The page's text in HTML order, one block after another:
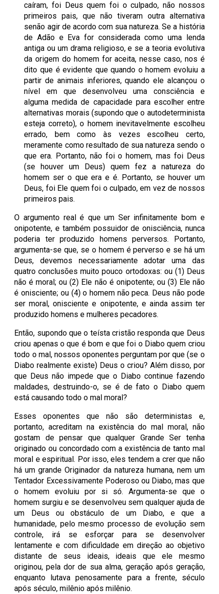
caíram, foi Deus quem foi o culpado, não nossos
primeiros pais, que não tiveram outra alternativa
senão agir de acordo com sua natureza. Se a história
de Adão e Eva for considerada como uma lenda
antiga ou um drama religioso, e se a teoria evolutiva
da origem do homem for aceita, nesse caso, nos é
dito que é evidente que quando o homem evoluiu a
partir de animais inferiores, quando ele alcançou o
nível em que desenvolveu uma consciência e
alguma medida de capacidade para escolher entre
alternativas morais (supondo que o autodeterminista
esteja correto), o homem inevitavelmente escolheu
errado, bem como às vezes escolheu certo,
meramente como resultado de sua natureza sendo o
que era. Portanto, não foi o homem, mas foi Deus
(se houver um Deus) quem fez a natureza do
homem ser o que era e é. Portanto, se houver um
Deus, foi Ele quem foi o culpado, em vez de nossos
primeiros pais.
O argumento real é que um Ser infinitamente bom e
onipotente, e também possuidor de onisciência, nunca
poderia ter produzido homens perversos. Portanto,
argumenta-se que, se o homem é perverso e se há um
Deus, devemos necessariamente adotar uma das
quatro conclusões muito pouco ortodoxas: ou (1) Deus
não é moral; ou (2) Ele não é onipotente; ou (3) Ele não
é onisciente; ou (4) o homem não peca. Deus não pode
ser moral, onisciente e onipotente, e ainda assim ter
produzido homens e mulheres pecadores.
Então, supondo que o teísta cristão responda que Deus
criou apenas o que é bom e que foi o Diabo quem criou
todo o mal, nossos oponentes perguntam por que (se o
Diabo realmente existe) Deus o criou? Além disso, por
que Deus não impede que o Diabo continue fazendo
maldades, destruindo-o, se é de fato o Diabo quem
está causando todo o mal moral?
Esses oponentes que não são deterministas e,
portanto, acreditam na existência do mal moral, não
gostam de pensar que qualquer Grande Ser tenha
originado ou concordado com a existência de tanto mal
moral e espiritual. Por isso, eles tendem a crer que não
há um grande Originador da natureza humana, nem um
Tentador Excessivamente Poderoso ou Diabo, mas que
o homem evoluiu por si só. Argumenta-se que o
homem surgiu e se desenvolveu sem qualquer ajuda de
um Deus ou obstáculo de um Diabo, e que a
humanidade, pelo mesmo processo de evolução sem
controle, irá se esforçar para se desenvolver
lentamente e com dificuldade em direção ao objetivo
distante de seus ideais, ideais que ele mesmo
originou, pela dor de sua alma, geração após geração,
enquanto lutava penosamente para a frente, século
após século, milênio após milênio.